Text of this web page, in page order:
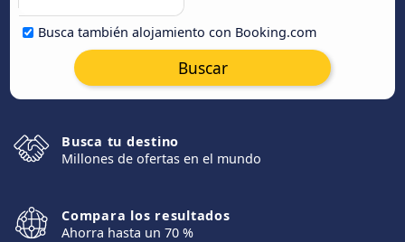
Busca también alojamiento con Booking.com
Buscar
Busca tu destino
Millones de ofertas en el mundo
Compara los resultados
Ahorra hasta un 70 %